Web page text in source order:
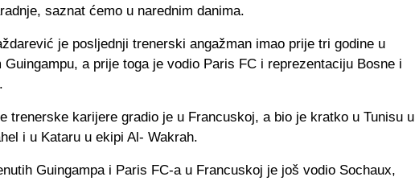
saznat ćemo u narednim danima.
je posljednji trenerski angažman imao prije tri godine u
Guingampu, a prije toga je vodio Paris FC i reprezentaciju Bosne i
trenerske karijere gradio je u Francuskoj, a bio je kratko u Tunisu u
i u Kataru u ekipi Al- Wakrah.
Guingampa i Paris FC-a u Francuskoj je još vodio Sochaux,